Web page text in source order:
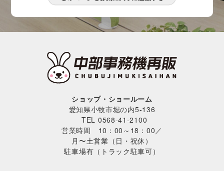
ショップ・ショールーム
愛知県小牧市堀の内5-136
TEL 0568-41-2100
営業時間 10：00～18：00／
月〜土営業（日・祝休）
駐車場有（トラック駐車可）